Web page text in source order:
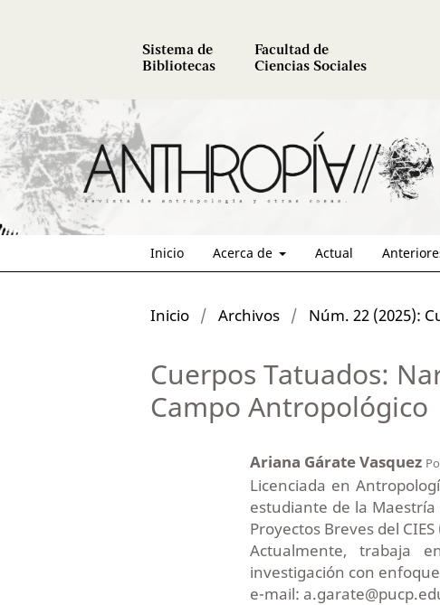
Sistema de
Bibliotecas
Facultad de
Ciencias Sociales
Inicio Acerca de Actual
Inicio / Archivos / Núm. 22 (2025):
Cuerpos Tatuados:
Campo Antropológico
Ariana Gárate Vasquez
Licenciada en
estudiante de la
Proyectos Breves del
Actualmente, trabaja
investigación con
e-mail: